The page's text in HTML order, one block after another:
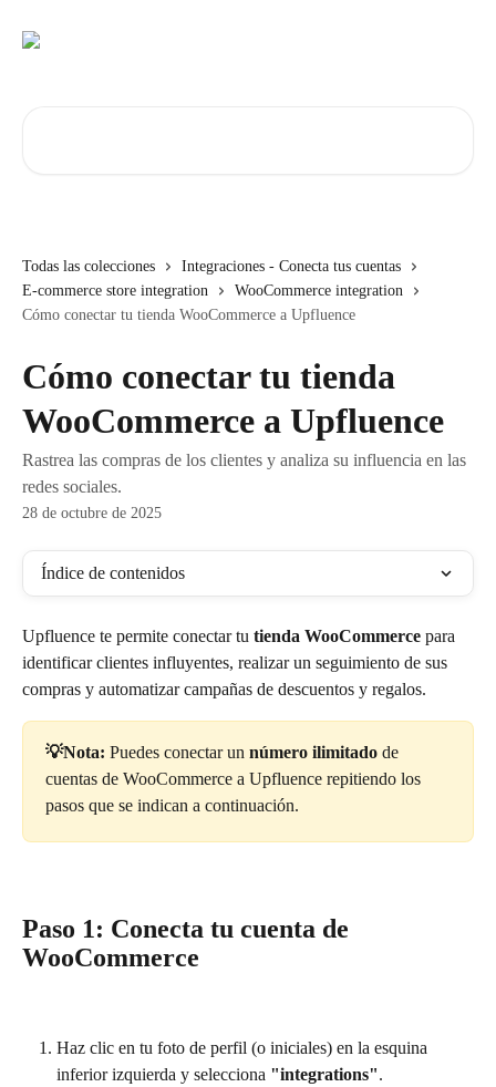
Todas las colecciones
Integraciones - Conecta tus cuentas
E-commerce store integration
WooCommerce integration
Cómo conectar tu tienda WooCommerce a Upfluence
Cómo conectar tu tienda
WooCommerce a Upfluence
Rastrea las compras de los clientes y analiza su influencia en las
redes sociales.
28 de octubre de 2025
Índice de contenidos
Upfluence te permite conectar tu tienda WooCommerce para
identificar clientes influyentes, realizar un seguimiento de sus
compras y automatizar campañas de descuentos y regalos.
💡Nota: Puedes conectar un número ilimitado de
cuentas de WooCommerce a Upfluence repitiendo los
pasos que se indican a continuación.
Paso 1: Conecta tu cuenta de
WooCommerce
Haz clic en tu foto de perfil (o iniciales) en la esquina
inferior izquierda y selecciona "integrations".